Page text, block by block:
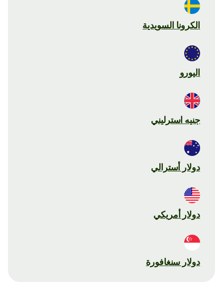
الكرونا السويدية
اليورو
جنيه استرليني
دولار أسترالي
دولار أمريكي
دولار سنغافورة